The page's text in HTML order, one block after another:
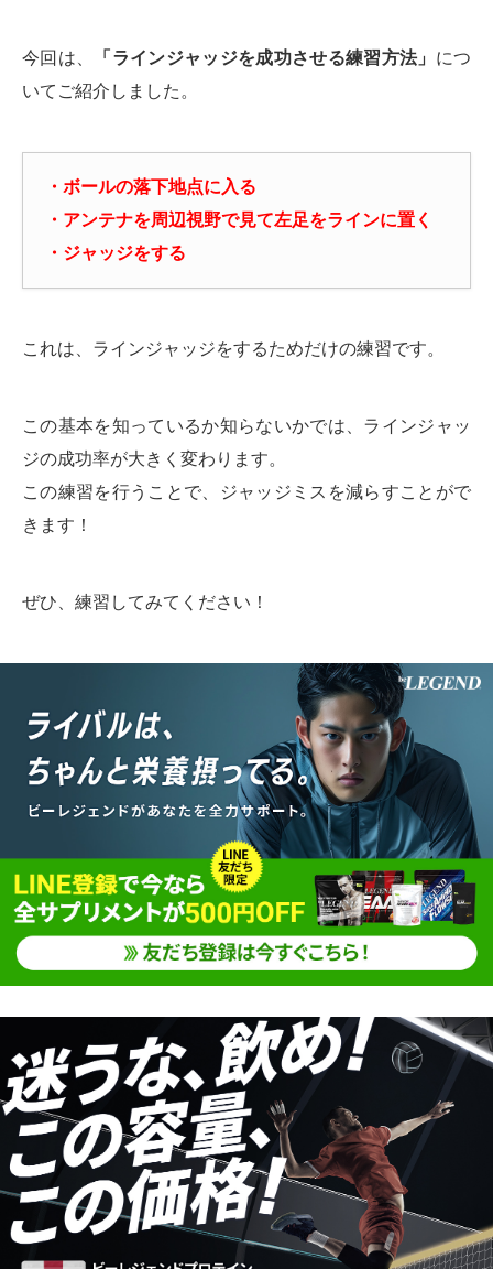
今回は、 「ラインジャッジを成功させる練習方法」 につ
いてご紹介しました。
・ボールの落下地点に入る
・アンテナを周辺視野で見て左足をラインに置く
・ジャッジをする
これは、ラインジャッジをするためだけの練習です。
この基本を知っているか知らないかでは、ラインジャッ
ジの成功率が大きく変わります。
この練習を行うことで、ジャッジミスを減らすことがで
きます！
ぜひ、練習してみてください！